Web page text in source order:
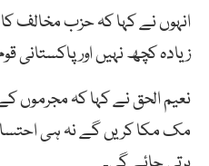
انہوں نے کہا کہ حزب مخالف کا
زیادہ کچھ نہیں اور
نعیم الحق نے کہا کہ
مک مکا کریں گے نہ ہی